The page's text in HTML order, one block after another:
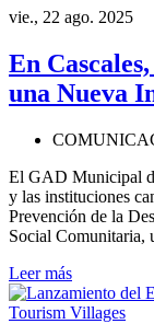
vie., 22 ago. 2025
En
una Nueva
El GAD Municipal
y las instituciones
Prevención de la
Social Comunitaria,
Leer más